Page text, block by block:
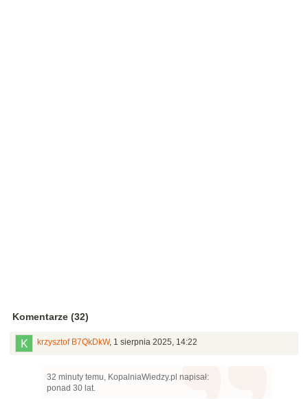
Komentarze (32)
krzysztof B7QkDkW, 1 sierpnia 2025, 14:22
32 minuty temu, KopalniaWiedzy.pl napisał:
ponad 30 lat.